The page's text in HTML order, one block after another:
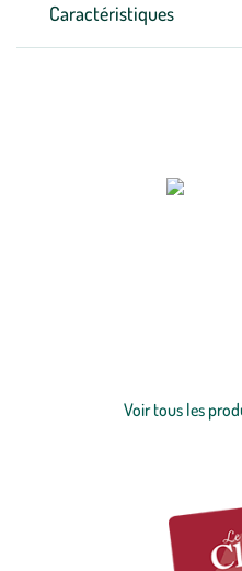
Caractéristiques
millions
Voir tous les